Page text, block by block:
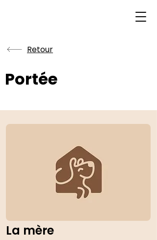
Retour
Portée
La mère